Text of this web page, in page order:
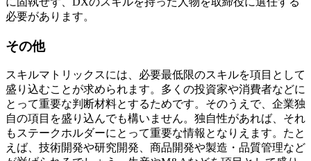
必要があります。
その他
スキルマトリックスには、必要最低限のスキルを項目として
盛り込むことが求められます。多くの投資家や消費者などに
とって重要な判断材料とするためです。そのうえで、企業独
自の項目を盛り込んでも構いません。独自性があれば、それ
もステークホルダーにとって重要な情報となりえます。たと
えば、技術開発や研究開発、商品開発や製造・品質管理など